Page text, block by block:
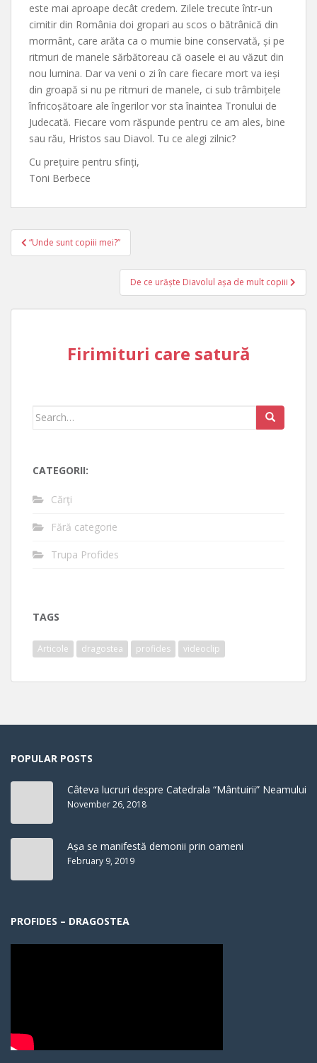
este mai aproape decât credem. Zilele trecute într-un
cimitir din România doi gropari au scos o bătrânică din
mormânt, care arăta ca o mumie bine conservată, și pe
ritmuri de manele sărbătoreau că oasele ei au văzut din
nou lumina. Dar va veni o zi în care fiecare mort va ieși
din groapă si nu pe ritmuri de manele, ci sub trâmbițele
înfricoșătoare ale îngerilor vor sta înaintea Tronului de
Judecată. Fiecare vom răspunde pentru ce am ales, bine
sau rău, Hristos sau Diavol. Tu ce alegi zilnic?
Cu prețuire pentru sfinți,
Toni Berbece
Post
navigation
“Unde sunt copiii mei?”
De ce urăște Diavolul așa de mult copiii
Firimituri care satură
Search
CATEGORII:
Cărţi
Fără categorie
Trupa Profides
TAGS
Articole dragostea profides videoclip
POPULAR POSTS
Câteva lucruri despre Catedrala “Mântuirii” Neamului
November 26, 2018
Așa se manifestă demonii prin oameni
February 9, 2019
PROFIDES – DRAGOSTEA